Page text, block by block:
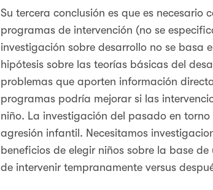
Su tercera conclusión es que es
programas de intervención (no se
investigación sobre desarrollo no se basa
hipótesis sobre las teorías básicas del
problemas que aporten información
programas podría mejorar si las
niño. La investigación del pasado en
agresión infantil. Necesitamos
beneficios de elegir niños sobre la base
de intervenir tempranamente versus